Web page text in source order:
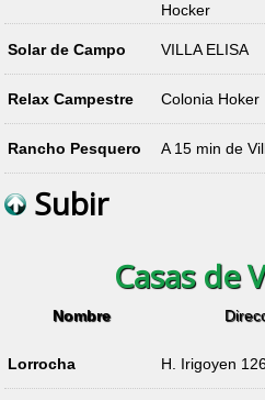
Hocker
Solar de Campo VILLA ELISA
Relax Campestre Colonia Hoker
Rancho Pesquero A 15 min de
Subir
Casas de
Nombre
Lorrocha H. Irigoyen